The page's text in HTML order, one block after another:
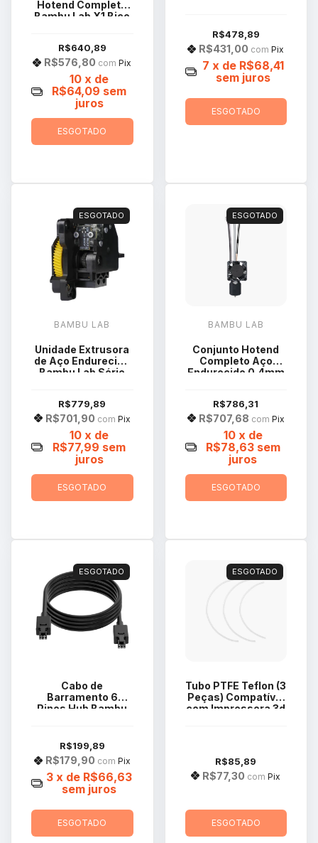
Hotend Completo
Bambu Lab X1 Bico
R$640,89
R$576,80 com Pix
10 x de
R$64,09 sem
juros
ESGOTADO
R$478,89
R$431,00 com Pix
7 x de R$68,41
sem juros
ESGOTADO
ESGOTADO
BAMBU LAB
Unidade Extrusora
de Aço Endurecido
Bambu Lab Série
R$779,89
R$701,90 com Pix
10 x de
R$77,99 sem
juros
ESGOTADO
ESGOTADO
BAMBU LAB
Conjunto Hotend
Completo Aço
Endurecido 0.4mm
R$786,31
R$707,68 com Pix
10 x de
R$78,63 sem
juros
ESGOTADO
ESGOTADO
Cabo de
Barramento 6
Pinos Hub Bambu
CAB004
R$199,89
R$179,90 com Pix
3 x de R$66,63
sem juros
ESGOTADO
ESGOTADO
Tubo PTFE Teflon (3
Peças) Compatível
com Impressora 3d
R$85,89
R$77,30 com Pix
ESGOTADO